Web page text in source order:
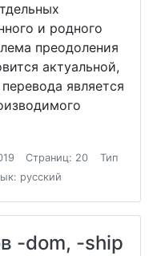
и родного
преодоления
актуальной,
является
Страниц: 20
Тип
русский
-dom, -ship